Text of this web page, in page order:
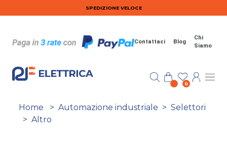
Salta al contenuto principaleSPEDIZIONE VELOCE
Contattaci Blog
Chi
Siamo
0
Home > Automazione industriale > Selettori
> Altro